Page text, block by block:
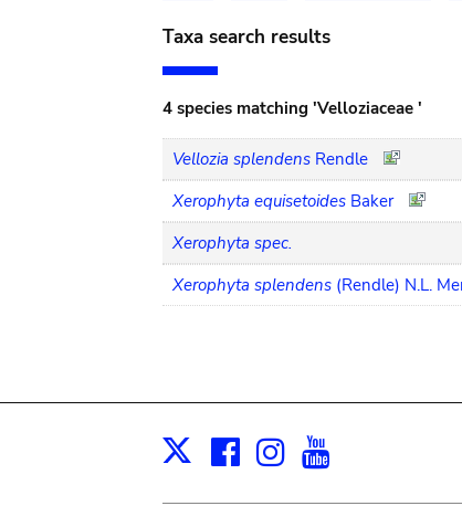
Taxa search results
4 species matching 'Velloziaceae '
Vellozia splendens Rendle
Xerophyta equisetoides Baker
Xerophyta spec.
Xerophyta splendens (Rendle) N.L.
X Facebook
Instagram